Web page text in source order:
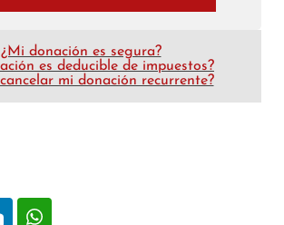
¿Mi donación es segura?
es deducible de impuestos?
mi donación recurrente?
LinkedIn